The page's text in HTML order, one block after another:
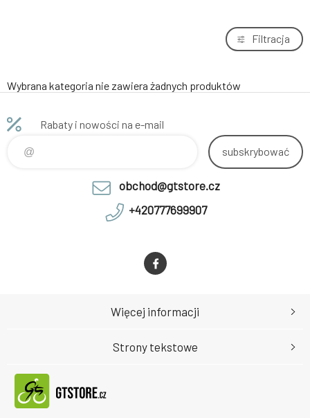
Filtracja
Wybrana kategoria nie zawiera żadnych produktów
Rabaty i nowości na e-mail
subskrybować
obchod@gtstore.cz
+420777699907
Więcej informacji
Strony tekstowe